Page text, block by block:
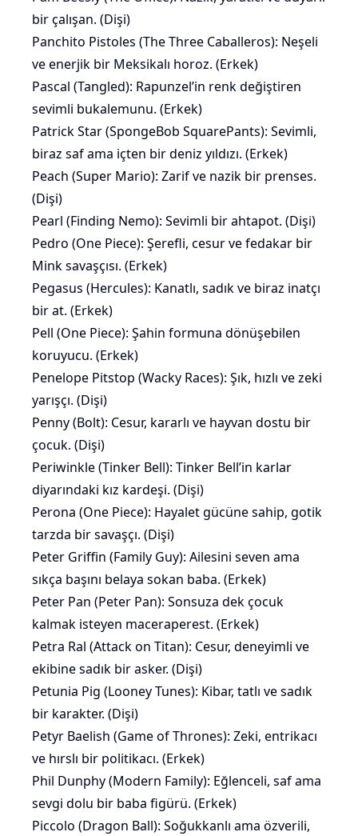
bir çalışan. (Dişi)
Panchito Pistoles (The Three Caballeros): Neşeli
ve enerjik bir Meksikalı horoz. (Erkek)
Pascal (Tangled): Rapunzel’in renk değiştiren
sevimli bukalemunu. (Erkek)
Patrick Star (SpongeBob SquarePants): Sevimli,
biraz saf ama içten bir deniz yıldızı. (Erkek)
Peach (Super Mario): Zarif ve nazik bir prenses.
(Dişi)
Pearl (Finding Nemo): Sevimli bir ahtapot. (Dişi)
Pedro (One Piece): Şerefli, cesur ve fedakar bir
Mink savaşçısı. (Erkek)
Pegasus (Hercules): Kanatlı, sadık ve biraz inatçı
bir at. (Erkek)
Pell (One Piece): Şahin formuna dönüşebilen
koruyucu. (Erkek)
Penelope Pitstop (Wacky Races): Şık, hızlı ve zeki
yarışçı. (Dişi)
Penny (Bolt): Cesur, kararlı ve hayvan dostu bir
çocuk. (Dişi)
Periwinkle (Tinker Bell): Tinker Bell’in karlar
diyarındaki kız kardeşi. (Dişi)
Perona (One Piece): Hayalet gücüne sahip, gotik
tarzda bir savaşçı. (Dişi)
Peter Griffin (Family Guy): Ailesini seven ama
sıkça başını belaya sokan baba. (Erkek)
Peter Pan (Peter Pan): Sonsuza dek çocuk
kalmak isteyen maceraperest. (Erkek)
Petra Ral (Attack on Titan): Cesur, deneyimli ve
ekibine sadık bir asker. (Dişi)
Petunia Pig (Looney Tunes): Kibar, tatlı ve sadık
bir karakter. (Dişi)
Petyr Baelish (Game of Thrones): Zeki, entrikacı
ve hırslı bir politikacı. (Erkek)
Phil Dunphy (Modern Family): Eğlenceli, saf ama
sevgi dolu bir baba figürü. (Erkek)
Piccolo (Dragon Ball): Soğukkanlı ama özverili,